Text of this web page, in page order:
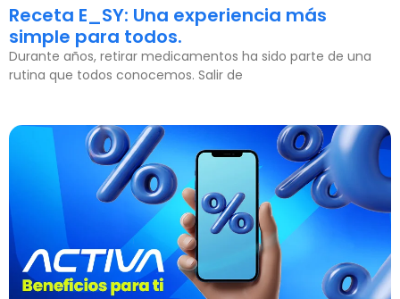
Receta E_SY: Una experiencia más
simple para todos.
Durante años, retirar medicamentos ha sido parte de una
rutina que todos conocemos. Salir de